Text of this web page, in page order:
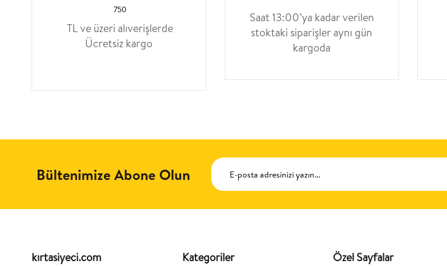
750
TL ve üzeri alıverişlerde
Ücretsiz kargo
Saat 13:00’ya kadar verilen
stoktaki siparişler aynı gün
kargoda
Bültenimize Abone Olun
kırtasiyeci.com Kategoriler Özel Sayfalar